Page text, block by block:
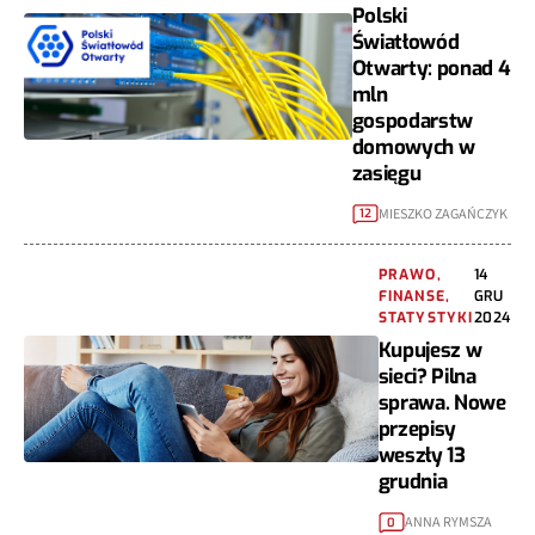
Polski
Światłowód
Otwarty: ponad 4
mln
gospodarstw
domowych w
zasięgu
12 MIESZKO ZAGAŃCZYK
PRAWO,
FINANSE,
STATYSTYKI
14
GRU
2024
Kupujesz w
sieci? Pilna
sprawa. Nowe
przepisy
weszły 13
grudnia
0 ANNA RYMSZA